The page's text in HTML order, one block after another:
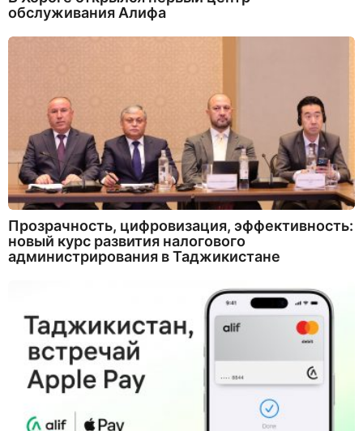
обслуживания Алифа
Прозрачность, цифровизация, эффективность:
новый курс развития налогового
администрирования в Таджикистане